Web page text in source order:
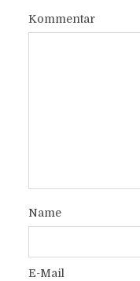
Kommentar
Name
E-Mail